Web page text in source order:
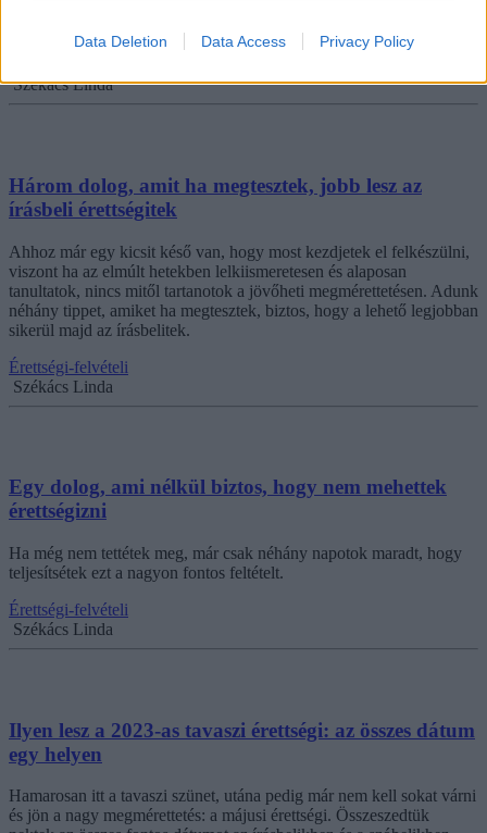
Data Deletion Data Access Privacy Policy
Székács Linda
Három dolog, amit ha megtesztek, jobb lesz az
írásbeli érettségitek
Ahhoz már egy kicsit késő van, hogy most kezdjetek el felkészülni,
viszont ha az elmúlt hetekben lelkiismeretesen és alaposan
tanultatok, nincs mitől tartanotok a jövőheti megmérettetésen. Adunk
néhány tippet, amiket ha megtesztek, biztos, hogy a lehető legjobban
sikerül majd az írásbelitek.
Érettségi-felvételi
Székács Linda
Egy dolog, ami nélkül biztos, hogy nem mehettek
érettségizni
Ha még nem tettétek meg, már csak néhány napotok maradt, hogy
teljesítsétek ezt a nagyon fontos feltételt.
Érettségi-felvételi
Székács Linda
Ilyen lesz a 2023-as tavaszi érettségi: az összes dátum
egy helyen
Hamarosan itt a tavaszi szünet, utána pedig már nem kell sokat várni
és jön a nagy megmérettetés: a májusi érettségi. Összeszedtük